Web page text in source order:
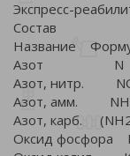
Экспресс-
Состав
Название
Азот
Азот, нитр.
Азот, амм.
Азот, карб.
Оксид